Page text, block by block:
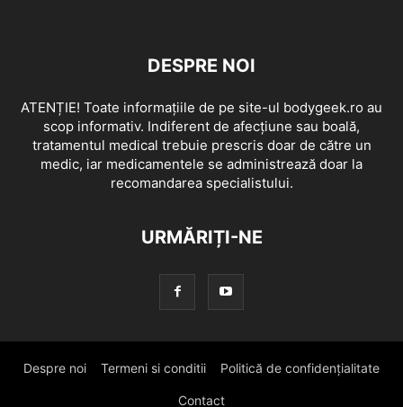
DESPRE NOI
ATENȚIE! Toate informațiile de pe site-ul bodygeek.ro au
scop informativ. Indiferent de afecțiune sau boală,
tratamentul medical trebuie prescris doar de către un
medic, iar medicamentele se administrează doar la
recomandarea specialistului.
URMĂRIȚI-NE
Despre noi Termeni si conditii Politică de confidențialitate
Contact